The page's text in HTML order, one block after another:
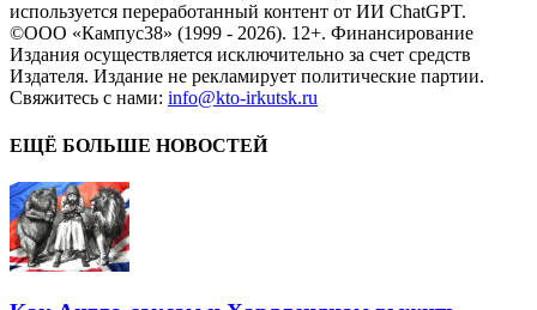
используется переработанный контент от ИИ ChatGPT.
©ООО «Кампус38» (1999 - 2026). 12+. Финансирование
Издания осуществляется исключительно за счет средств
Издателя. Издание не рекламирует политические партии.
Свяжитесь с нами: info@kto-irkutsk.ru
ЕЩЁ БОЛЬШЕ НОВОСТЕЙ